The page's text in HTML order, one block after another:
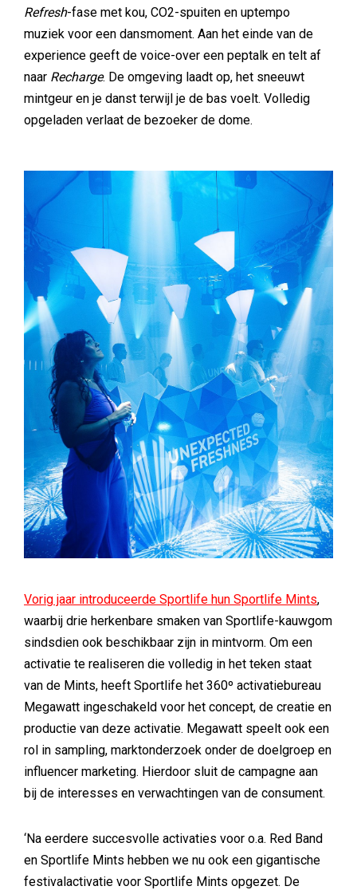
Refresh-fase met kou, CO2-spuiten en uptempo
muziek voor een dansmoment. Aan het einde van de
experience geeft de voice-over een peptalk en telt af
naar Recharge. De omgeving laadt op, het sneeuwt
mintgeur en je danst terwijl je de bas voelt. Volledig
opgeladen verlaat de bezoeker de dome.
Vorig jaar introduceerde Sportlife hun Sportlife Mints,
waarbij drie herkenbare smaken van Sportlife-kauwgom
sindsdien ook beschikbaar zijn in mintvorm. Om een
activatie te realiseren die volledig in het teken staat
van de Mints, heeft Sportlife het 360º activatiebureau
Megawatt ingeschakeld voor het concept, de creatie en
productie van deze activatie. Megawatt speelt ook een
rol in sampling, marktonderzoek onder de doelgroep en
influencer marketing. Hierdoor sluit de campagne aan
bij de interesses en verwachtingen van de consument.
‘Na eerdere succesvolle activaties voor o.a. Red Band
en Sportlife Mints hebben we nu ook een gigantische
festivalactivatie voor Sportlife Mints opgezet. De